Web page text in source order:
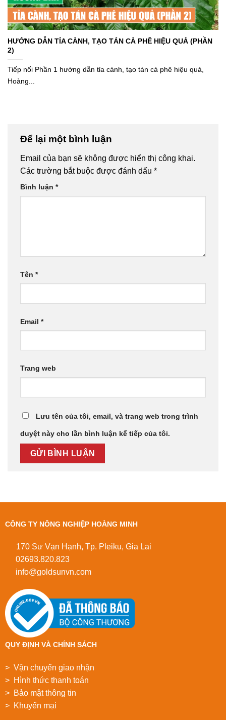
HƯỚNG DẪN TỈA CÀNH, TẠO TÁN CÀ PHÊ HIỆU QUẢ (PHẦN
2)
Tiếp nối Phần 1 hướng dẫn tỉa cành, tạo tán cà phê hiệu quả,
Hoàng...
Để lại một bình luận
Email của bạn sẽ không được hiển thị công khai.
Các trường bắt buộc được đánh dấu *
Bình luận *
Tên *
Email *
Trang web
Lưu tên của tôi, email, và trang web trong trình
duyệt này cho lần bình luận kế tiếp của tôi.
CÔNG TY NÔNG NGHIỆP HOÀNG MINH
170 Sư Vạn Hạnh, Tp. Pleiku, Gia Lai
02693.820.823
info@goldsunvn.com
QUY ĐỊNH VÀ CHÍNH SÁCH
> Vận chuyển giao nhận
> Hình thức thanh toán
> Bảo mật thông tin
> Khuyển mại